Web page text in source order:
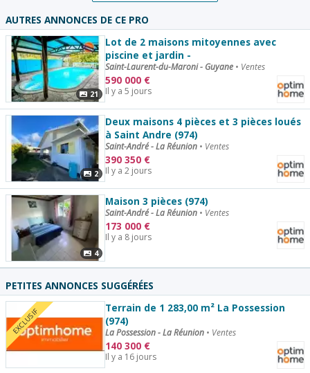
AUTRES ANNONCES DE CE PRO
21
Lot de 2 maisons mitoyennes avec
piscine et jardin -
Saint-Laurent-du-Maroni - Guyane • Ventes
590 000 €
Il y a 5 jours
2
Deux maisons 4 pièces et 3 pièces loués
à Saint Andre (974)
Saint-André - La Réunion • Ventes
390 350 €
Il y a 2 jours
4
Maison 3 pièces (974)
Saint-André - La Réunion • Ventes
173 000 €
Il y a 8 jours
PETITES ANNONCES SUGGÉRÉES
EXCLUSIF
Terrain de 1 283,00 m² La Possession
(974)
La Possession - La Réunion • Ventes
140 300 €
Il y a 16 jours